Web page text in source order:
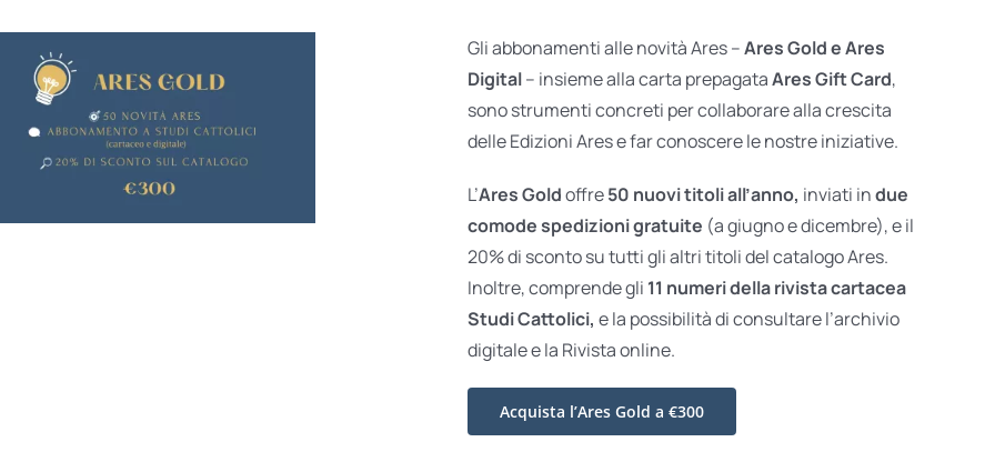
Gli abbonamenti alle novità Ares –Ares Gold e Ares
Digital– insieme alla carta prepagataAres Gift Card,
sono strumenti concreti per collaborare alla crescita
delle Edizioni Ares e far conoscere le nostre iniziative.
L’Ares Goldoffre50 nuovi titoli all’anno, inviati indue
comode spedizioni gratuite (a giugno e dicembre), e il
20% di sconto su tutti gli altri titoli del catalogo Ares.
Inoltre, comprende gli 11 numeri della rivista cartacea
Studi Cattolici, e la possibilità di consultare l’archivio
digitale e la Rivista online.
Acquista l’Ares Gold a €300